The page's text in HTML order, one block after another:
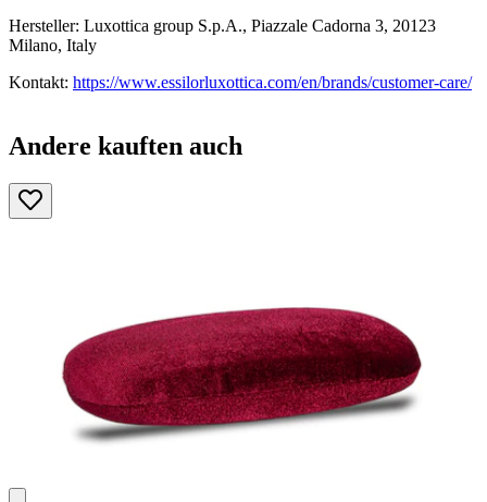
Hersteller: Luxottica group S.p.A., Piazzale Cadorna 3, 20123
Milano, Italy
Kontakt: https://www.essilorluxottica.com/en/brands/customer-care/
Andere kauften auch